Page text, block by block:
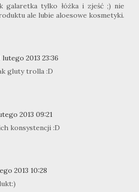
galaretka tylko łóżka i zjeść ;) nie
ale lubie aloesowe kosmetyki.
lutego 2013 23:36
gluty trolla :D
2013 09:21
konsystencji :D
2013 10:28